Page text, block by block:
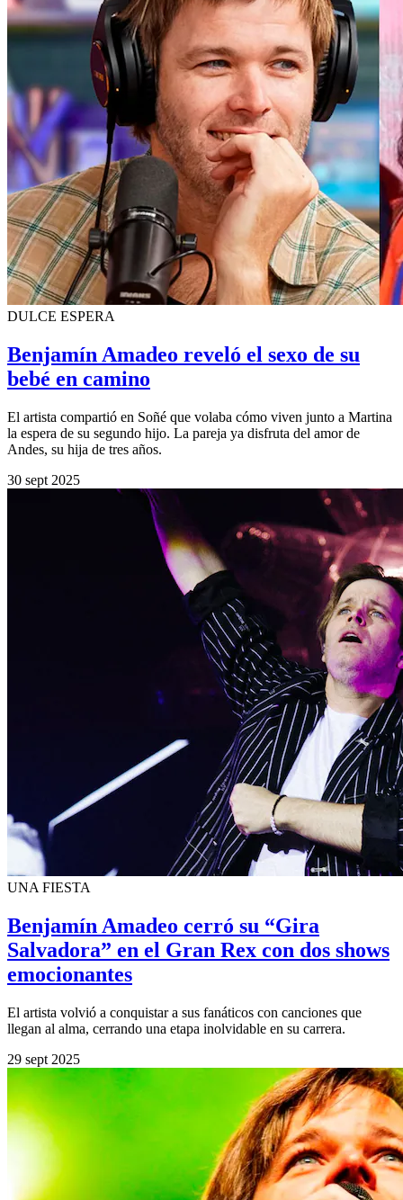
DULCE ESPERA
Benjamín Amadeo reveló el sexo de su
bebé en camino
El artista compartió en Soñé que volaba cómo viven junto a Martina
la espera de su segundo hijo. La pareja ya disfruta del amor de
Andes, su hija de tres años.
30 sept 2025
UNA FIESTA
Benjamín Amadeo cerró su “Gira
Salvadora” en el Gran Rex con dos shows
emocionantes
El artista volvió a conquistar a sus fanáticos con canciones que
llegan al alma, cerrando una etapa inolvidable en su carrera.
29 sept 2025